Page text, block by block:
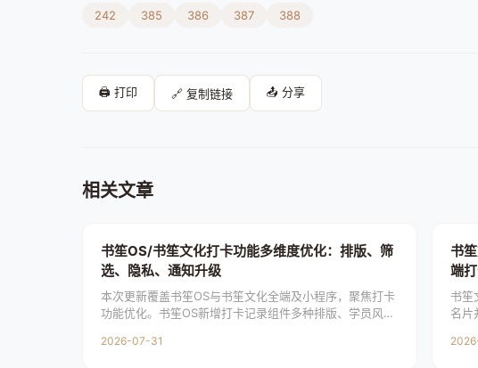
242 385 386 387 388
🖨️ 打印 🔗 复制链接 📤 分享
相关文章
书笙OS/书笙文化打卡功能多维度优化：排版、筛
选、隐私、通知升级
本次更新覆盖书笙OS与书笙文化全端及小程序，聚焦打卡
功能优化。书笙OS新增打卡记录组件多种排版、学员风采
员页进
2026-07-31
书
端
书笙
名片
动的